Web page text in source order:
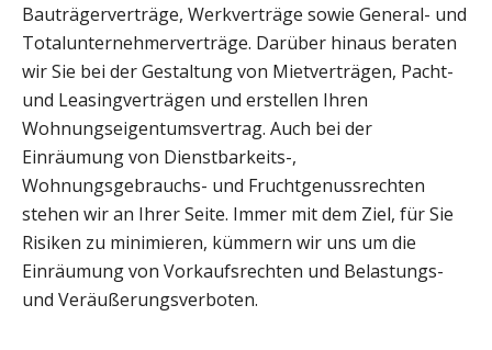
Bauträgerverträge, Werkverträge sowie General- und
Totalunternehmerverträge. Darüber hinaus beraten
wir Sie bei der Gestaltung von Mietverträgen, Pacht-
und Leasingverträgen und erstellen Ihren
Wohnungseigentumsvertrag. Auch bei der
Einräumung von Dienstbarkeits-,
Wohnungsgebrauchs- und Fruchtgenussrechten
stehen wir an Ihrer Seite. Immer mit dem Ziel, für Sie
Risiken zu minimieren, kümmern wir uns um die
Einräumung von Vorkaufsrechten und Belastungs-
und Veräußerungsverboten.